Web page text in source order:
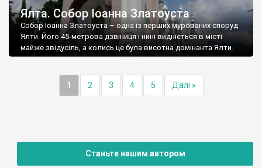
Ялта. Собор Іоанна Златоуста
Собор Іоанна Златоуста – одна із перших мурованих споруд
Ялти. Його 45-метрова дзвіниця і нині видніється в місті
майже звідусіль, а колись це була висотна домінанта Ялти.
1 2 3 4 5 Далі »
Станьте нашим автором